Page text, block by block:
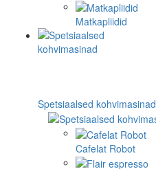
Matkapliidid
Spetsiaalsed kohvimasinad
Cafelat Robot